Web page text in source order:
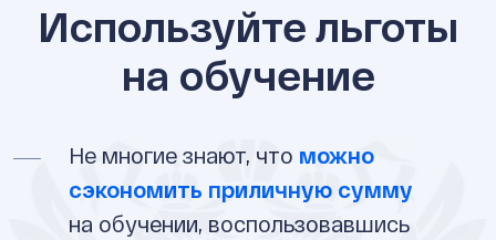
Используйте льготы
на обучение
Не многие знают, что можно
сэкономить приличную сумму
на обучении, воспользовавшись